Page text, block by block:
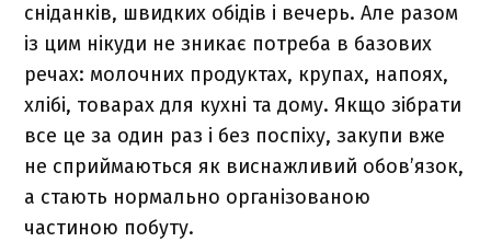
сніданків, швидких обідів і вечерь. Але разом
із цим нікуди не зникає потреба в базових
речах: молочних продуктах, крупах, напоях,
хлібі, товарах для кухні та дому. Якщо зібрати
все це за один раз і без поспіху, закупи вже
не сприймаються як виснажливий обов’язок,
а стають нормально організованою
частиною побуту.